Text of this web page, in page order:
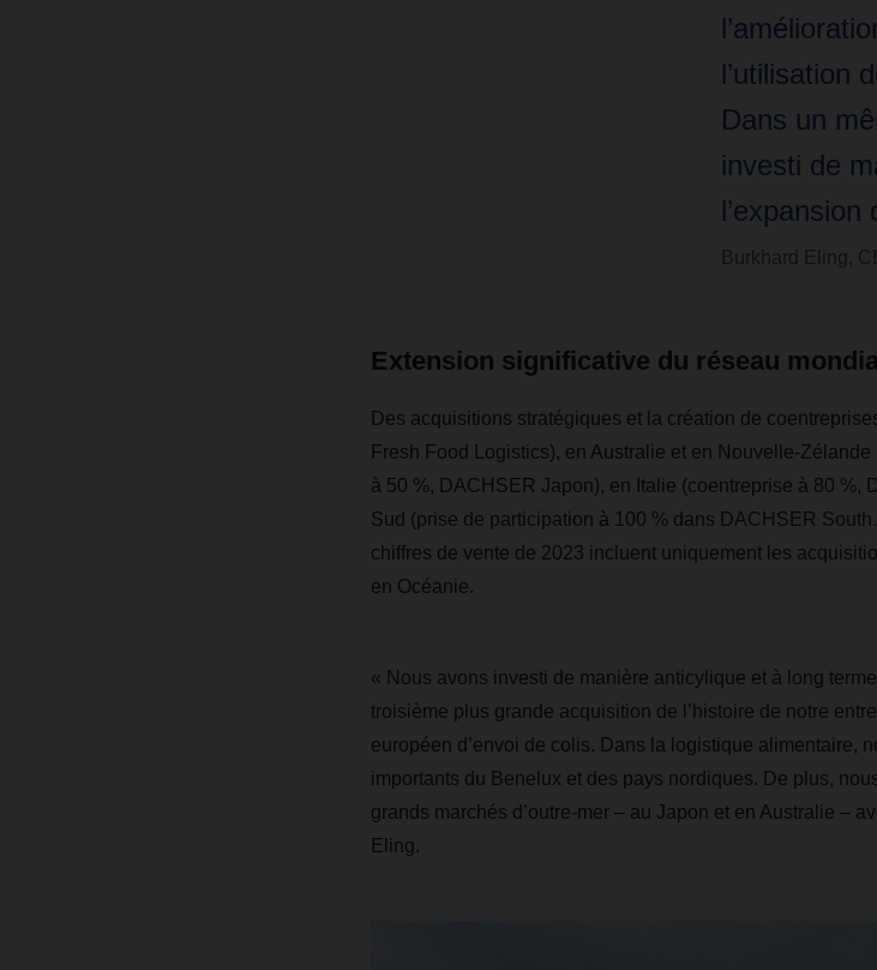
l’utilisation
Dans un
investi de
l’expansion
Burkhard Eling,
Extension significative du réseau
Des acquisitions stratégiques et la création de
Fresh Food Logistics), en Australie et en Nouvelle-
à 50 %, DACHSER Japon), en Italie (coentreprise à 80 %,
Sud (prise de participation à 100 % dans DACHSER
chiffres de vente de 2023 incluent uniquement les
en Océanie.
« Nous avons investi de manière anticylique et à long
troisième plus grande acquisition de l’histoire de notre
européen d’envoi de colis. Dans la logistique alimentaire,
importants du Benelux et des pays nordiques. De plus,
grands marchés d’outre-mer – au Japon et en Australie –
Eling.